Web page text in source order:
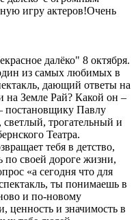
игру актеров!Очень
далёко" 8 октября.
из самых любимых в
дающий ответы на
на Земле Рай? Какой он –
постановщику Павлу
светлый, трогательный и
Театра.
тебя в детство,
по своей дороге жизни,
«а сегодня что для
ты понимаешь в
и по-новому
ценность и значимость в